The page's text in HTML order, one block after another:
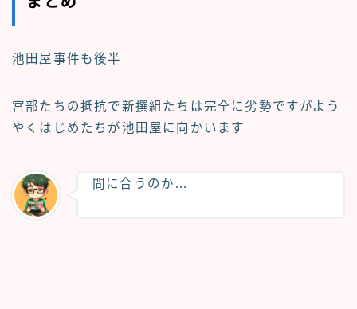
池田屋事件も後半
宮部たちの抵抗で新撰組たちは完全に劣勢ですがよう
やくはじめたちが池田屋に向かいます
間に合うのか…